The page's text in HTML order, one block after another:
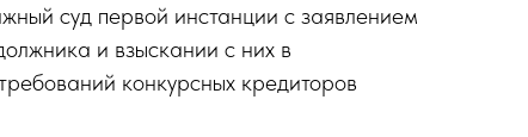
суд первой инстанции с заявлением
и взыскании с них в
конкурсных кредиторов